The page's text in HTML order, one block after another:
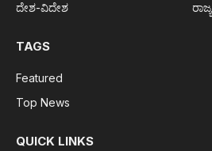
ದೇಶ-ವಿದೇಶ
ರಾಜ್ಯ
TAGS
Featured
Top News
QUICK LINKS